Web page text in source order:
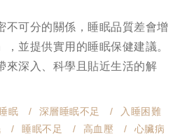
不可分的關係，睡眠品質差會增
並提供實用的睡眠保健建議。
來深入、科學且貼近生活的解
眠 深層睡眠不足
入睡困難
睡眠不足 高血壓
心臟病